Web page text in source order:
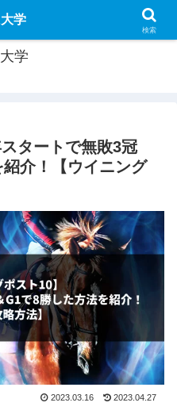
な学びを！
学
タートで無敗3冠
介！【ウイニング
2023.03.16 2023.04.27
学
検索